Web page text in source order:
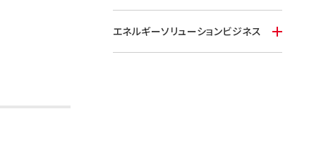
エネルギーソリューションビジネス